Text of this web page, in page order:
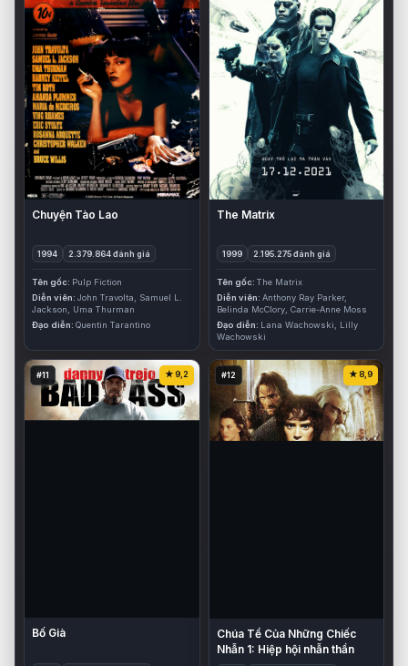
Chuyện Tào Lao
1994 2.379.864 đánh giá
Tên gốc Pulp Fiction
Diễn viên John Travolta, Samuel L.
Jackson, Uma Thurman
Đạo diễn Quentin Tarantino
The Matrix
1999 2.195.275 đánh giá
Tên gốc The Matrix
Diễn viên Anthony Ray Parker,
Belinda McClory, Carrie-Anne Moss
Đạo diễn
Lana Wachowski, Lilly
Wachowski
#11 9,2
Bố Già
#12 8,9
Chúa Tể Của Những Chiếc
Nhẫn 1: Hiệp hội nhẫn thần